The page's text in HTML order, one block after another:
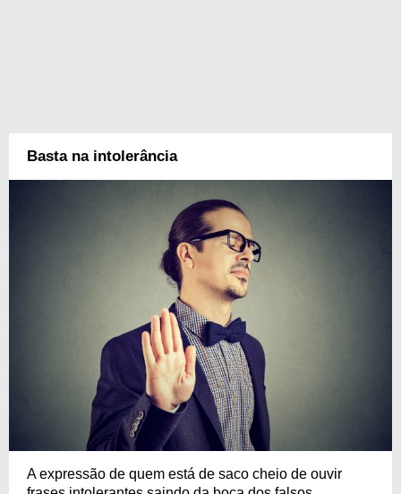
Basta na intolerância
A expressão de quem está de saco cheio de ouvir